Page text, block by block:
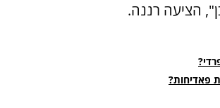
הציעה רננה.
פאדיחות?